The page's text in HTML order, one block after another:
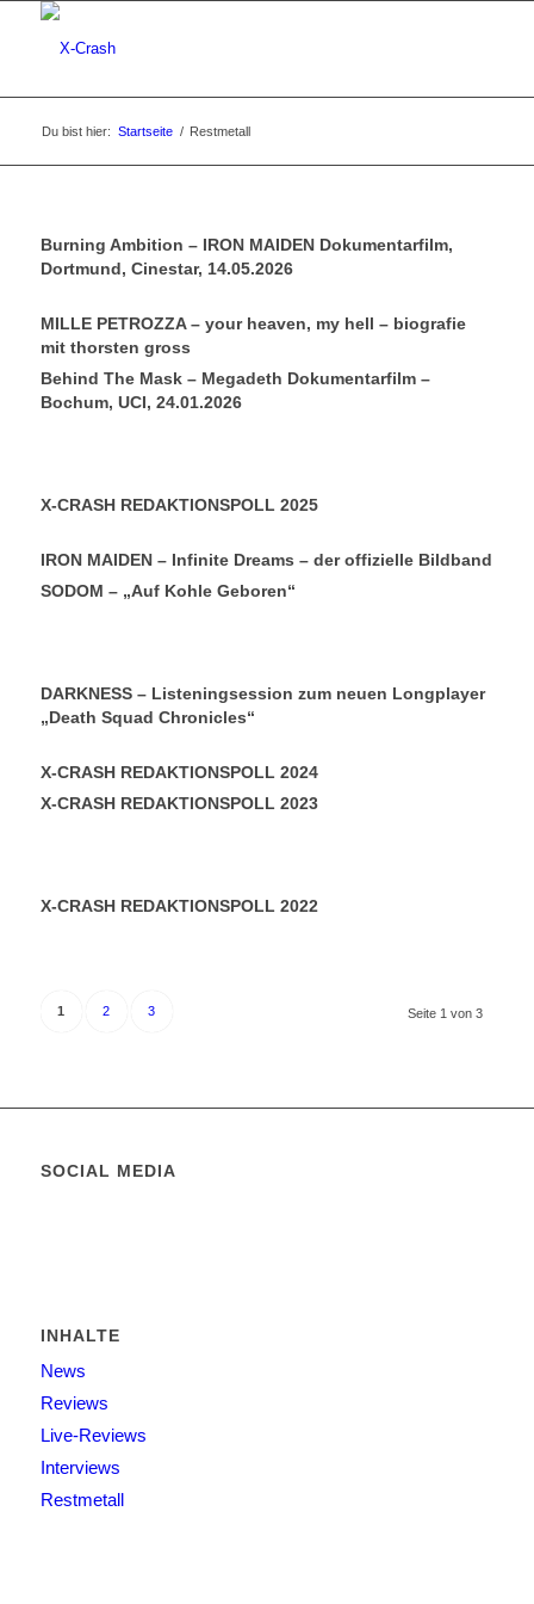
Du bist hier: Startseite / Restmetall
Burning Ambition – IRON MAIDEN Dokumentarfilm,
Dortmund, Cinestar, 14.05.2026
MILLE PETROZZA – your heaven, my hell – biografie
mit thorsten gross
Behind The Mask – Megadeth Dokumentarfilm –
Bochum, UCI, 24.01.2026
X-CRASH REDAKTIONSPOLL 2025
IRON MAIDEN – Infinite Dreams – der offizielle Bildband
SODOM – „Auf Kohle Geboren“
DARKNESS – Listeningsession zum neuen Longplayer
„Death Squad Chronicles“
X-CRASH REDAKTIONSPOLL 2024
X-CRASH REDAKTIONSPOLL 2023
X-CRASH REDAKTIONSPOLL 2022
Seite 1 von 3
1 2 3
SOCIAL MEDIA
INHALTE
News
Reviews
Live-Reviews
Interviews
Restmetall